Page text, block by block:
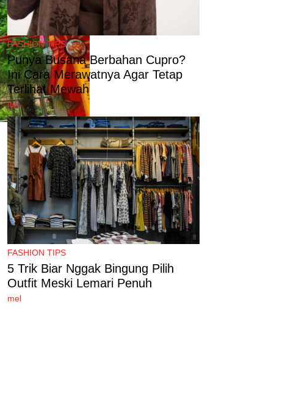
FASHION TIPS
Punya Busana Berbahan Cupro?
Ini Cara Merawatnya Agar Tetap
Terlihat Mewah
lul
FASHION TIPS
5 Trik Biar Nggak Bingung Pilih
Outfit Meski Lemari Penuh
mel